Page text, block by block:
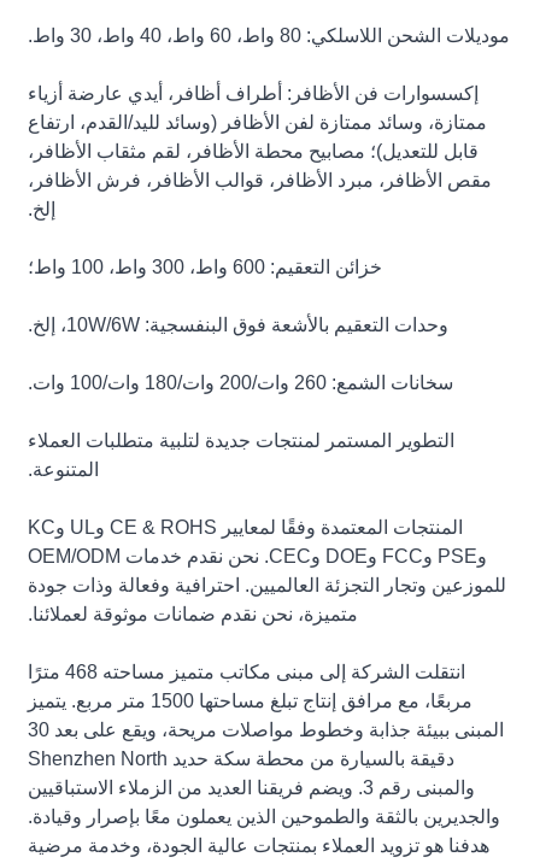
موديلات الشحن اللاسلكي: 80 واط، 60 واط، 40 واط، 30 واط.
إكسسوارات فن الأظافر: أطراف أظافر، أيدي عارضة أزياء
ممتازة، وسائد ممتازة لفن الأظافر (وسائد لليد/القدم، ارتفاع
قابل للتعديل)؛ مصابيح محطة الأظافر، لقم مثقاب الأظافر،
مقص الأظافر، مبرد الأظافر، قوالب الأظافر، فرش الأظافر،
إلخ.
خزائن التعقيم: 600 واط، 300 واط، 100 واط؛
وحدات التعقيم بالأشعة فوق البنفسجية: 10W/6W، إلخ.
سخانات الشمع: 260 وات/200 وات/180 وات/100 وات.
التطوير المستمر لمنتجات جديدة لتلبية متطلبات العملاء
المتنوعة.
المنتجات المعتمدة وفقًا لمعايير CE & ROHS وUL وKC
وPSE وFCC وDOE وCEC. نحن نقدم خدمات OEM/ODM
للموزعين وتجار التجزئة العالميين. احترافية وفعالة وذات جودة
متميزة، نحن نقدم ضمانات موثوقة لعملائنا.
انتقلت الشركة إلى مبنى مكاتب متميز مساحته 468 مترًا
مربعًا، مع مرافق إنتاج تبلغ مساحتها 1500 متر مربع. يتميز
المبنى ببيئة جذابة وخطوط مواصلات مريحة، ويقع على بعد 30
دقيقة بالسيارة من محطة سكة حديد Shenzhen North
والمبنى رقم 3. ويضم فريقنا العديد من الزملاء الاستباقيين
والجديرين بالثقة والطموحين الذين يعملون معًا بإصرار وقيادة.
هدفنا هو تزويد العملاء بمنتجات عالية الجودة، وخدمة مرضية